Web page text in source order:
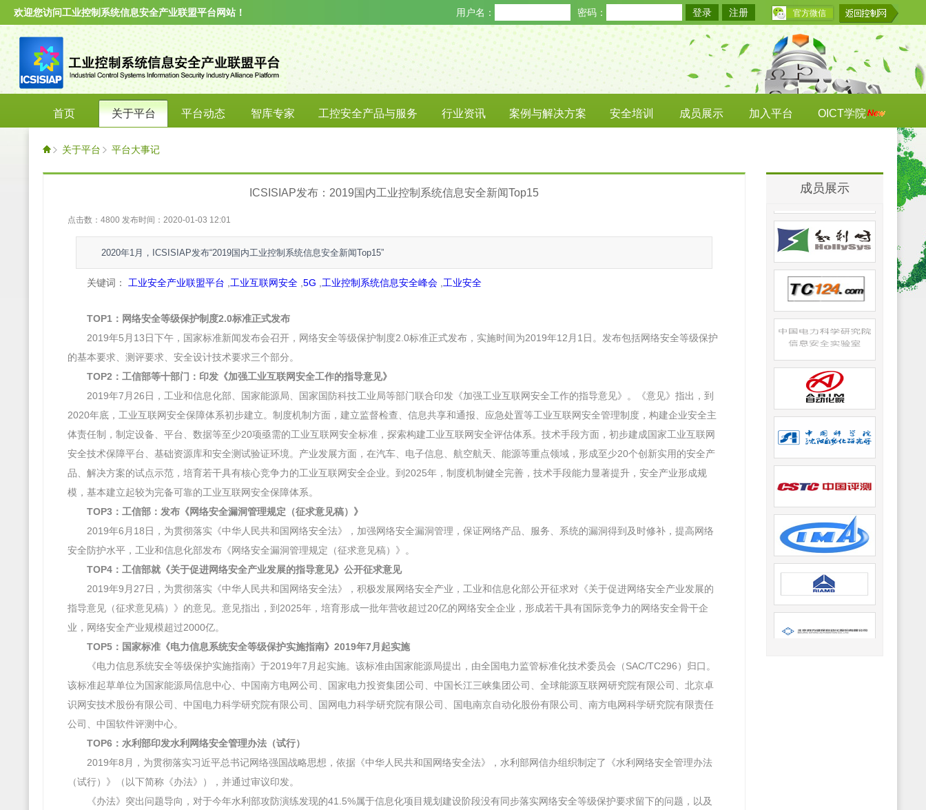
欢迎您访问工业控制系统信息安全产业联盟平台网站！ 官方微信
用户名： 密码： 登录 注册
首页 关于平台 平台动态 智库专家 工控安全产品与服务 行业资讯 案例与解决方案 安全培训 成员展示 加入平台 OICT学院
关于平台 平台大事记
ICSISIAP发布：2019国内工业控制系统信息安全新闻Top15
点击数：4800 发布时间：2020-01-03 12:01
2020年1月，ICSISIAP发布“2019国内工业控制系统信息安全新闻Top15”
关键词： 工业安全产业联盟平台 工业互联网安全 5G 工业控制系统信息安全峰会 工业安全
TOP1：网络安全等级保护制度2.0标准正式发布
2019年5月13日下午，国家标准新闻发布会召开，网络安全等级保护制度2.0标准正式发布，实施时间为2019年12月1日。发布包括网络安全等级保护
的基本要求、测评要求、安全设计技术要求三个部分。
TOP2：工信部等十部门：印发《加强工业互联网安全工作的指导意见》
2019年7月26日，工业和信息化部、国家能源局、国家国防科技工业局等部门联合印发《加强工业互联网安全工作的指导意见》。《意见》指出，到
2020年底，工业互联网安全保障体系初步建立。制度机制方面，建立监督检查、信息共享和通报、应急处置等工业互联网安全管理制度，构建企业安全主
体责任制，制定设备、平台、数据等至少20项亟需的工业互联网安全标准，探索构建工业互联网安全评估体系。技术手段方面，初步建成国家工业互联网
安全技术保障平台、基础资源库和安全测试验证环境。产业发展方面，在汽车、电子信息、航空航天、能源等重点领域，形成至少20个创新实用的安全产
品、解决方案的试点示范，培育若干具有核心竞争力的工业互联网安全企业。到2025年，制度机制健全完善，技术手段能力显著提升，安全产业形成规
模，基本建立起较为完备可靠的工业互联网安全保障体系。
TOP3：工信部：发布《网络安全漏洞管理规定（征求意见稿）》
2019年6月18日，为贯彻落实《中华人民共和国网络安全法》，加强网络安全漏洞管理，保证网络产品、服务、系统的漏洞得到及时修补，提高网络
安全防护水平，工业和信息化部发布《网络安全漏洞管理规定（征求意见稿）》。
TOP4：工信部就《关于促进网络安全产业发展的指导意见》公开征求意见
2019年9月27日，为贯彻落实《中华人民共和国网络安全法》，积极发展网络安全产业，工业和信息化部公开征求对《关于促进网络安全产业发展的
指导意见（征求意见稿）》的意见。意见指出，到2025年，培育形成一批年营收超过20亿的网络安全企业，形成若干具有国际竞争力的网络安全骨干企
业，网络安全产业规模超过2000亿。
TOP5：国家标准《电力信息系统安全等级保护实施指南》2019年7月起实施
《电力信息系统安全等级保护实施指南》于2019年7月起实施。该标准由国家能源局提出，由全国电力监管标准化技术委员会（SAC/TC296）归口。
该标准起草单位为国家能源局信息中心、中国南方电网公司、国家电力投资集团公司、中国长江三峡集团公司、全球能源互联网研究院有限公司、北京卓
识网安技术股份有限公司、中国电力科学研究院有限公司、国网电力科学研究院有限公司、国电南京自动化股份有限公司、南方电网科学研究院有限责任
公司、中国软件评测中心。
TOP6：水利部印发水利网络安全管理办法（试行）
2019年8月，为贯彻落实习近平总书记网络强国战略思想，依据《中华人民共和国网络安全法》，水利部网信办组织制定了《水利网络安全管理办法
（试行）》（以下简称《办法》），并通过审议印发。
《办法》突出问题导向，对于今年水利部攻防演练发现的41.5%属于信息化项目规划建设阶段没有同步落实网络安全等级保护要求留下的问题，以及
成员展示